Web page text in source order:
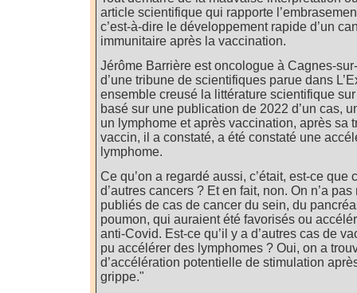
article scientifique qui rapporte
c’est-à-dire le développement rapide d’un
immunitaire après la vaccination.
Jérôme Barrière est oncologue à Cagnes-
d’une tribune de scientifiques parue dans
ensemble creusé la littérature scientifique sur
basé sur une publication de 2022 d’un cas,
un lymphome et après vaccination, après sa
vaccin, il a constaté, a été constaté une
lymphome.
Ce qu’on a regardé aussi, c’était, est-ce que
d’autres cancers ? Et en fait, non. On n’a
publiés de cas de cancer du sein, du
poumon, qui auraient été favorisés ou
anti-Covid. Est-ce qu’il y a d’autres cas de
pu accélérer des lymphomes ? Oui, on a
d’accélération potentielle de stimulation
grippe."